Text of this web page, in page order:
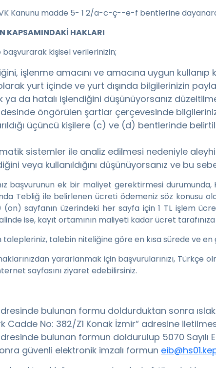
Kanunu madde 5- 1 2/a-c-ç--e-f bentlerine
KAPSAMINDAKİ HAKLARI
başvurarak kişisel verilerinizin;
işlenme amacını ve amacına uygun
yurt içinde ve yurt dışında bilgilerinizin
ya da hatalı işlendiğini düşünüyorsanız
öngörülen şartlar çerçevesinde
üçüncü kişilere (c) ve (d) bentlerinde
sistemler ile analiz edilmesi nedeniyle
veya kullanıldığını düşünüyorsanız ve bu
başvurunun ek bir maliyet gerektirmesi
Tebliğ ile belirlenen ücreti ödemeniz söz konusu
(on) sayfanın üzerindeki her sayfa için 1 TL işlem
ise, kayıt ortamının maliyeti kadar ücret tarafınıza
talebin niteliğine göre en kısa sürede ve en
yararlanmak için başvurularınızı, Türkçe
sayfasını ziyaret edebilirsiniz.
bulunan formu doldurduktan sonra ıslak
Cadde No: 382/Z1 Konak İzmir“ adresine
bulunan formun doldurulup 5070 Sayılı
güvenli elektronik imzalı formun